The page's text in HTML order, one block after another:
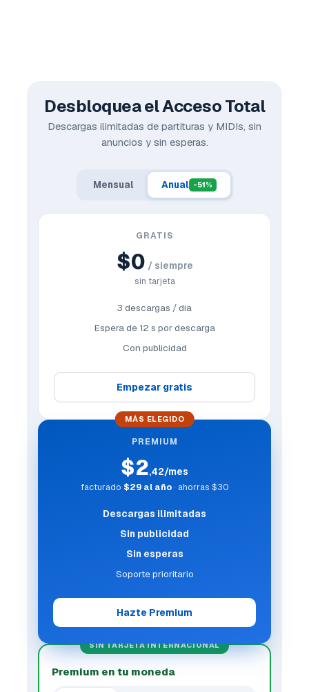
Desbloquea el Acceso Total
Descargas ilimitadas de partituras y MIDIs, sin
anuncios y sin esperas.
Mensual Anual -51%
GRATIS
$0 / siempre
sin tarjeta
3 descargas / día
Espera de 12 s por descarga
Con publicidad
Empezar gratis
MÁS ELEGIDO
PREMIUM
$2,42/mes
facturado $29 al año· ahorras $30
Descargas ilimitadas
Sin publicidad
Sin esperas
Soporte prioritario
Hazte Premium
SIN TARJETA INTERNACIONAL
Premium en tu moneda